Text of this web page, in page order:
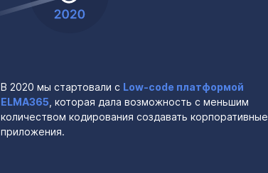
В 2020 мы стартовали с Low-code платформой
ELMA365 , которая дала возможность с меньшим
количеством кодирования создавать корпоративные
приложения.